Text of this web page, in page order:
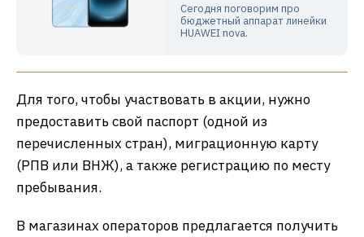
Сегодня поговорим про
бюджетный аппарат линейки
HUAWEI nova.
Для того, чтобы участвовать в акции, нужно
предоставить свой паспорт (одной из
перечисленных стран), миграционную карту
(РПВ или ВНЖ), а также регистрацию по месту
пребывания.
В магазинах операторов предлагается получить